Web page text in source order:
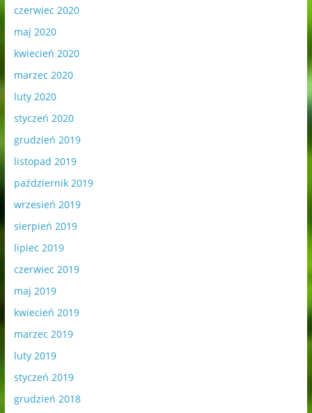
czerwiec 2020
maj 2020
kwiecień 2020
marzec 2020
luty 2020
styczeń 2020
grudzień 2019
listopad 2019
październik 2019
wrzesień 2019
sierpień 2019
lipiec 2019
czerwiec 2019
maj 2019
kwiecień 2019
marzec 2019
luty 2019
styczeń 2019
grudzień 2018